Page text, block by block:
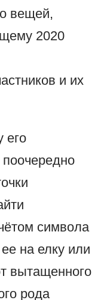
вещей,
2020
и их
его
символа
на елку или
вытащенного
рода